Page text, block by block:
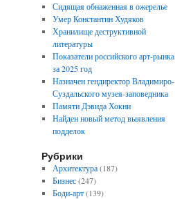
Сидящая обнаженная в ожерелье
Умер Константин Худяков
Хранилище деструктивной
литературы
Показатели российского арт-рынка
за 2025 год
Назначен гендиректор Владимиро-
Суздальского музея-заповедника
Памяти Дэвида Хокни
Найден новый метод выявления
подделок
Рубрики
Архитектура(187)
Бизнес(247)
Боди-арт(139)